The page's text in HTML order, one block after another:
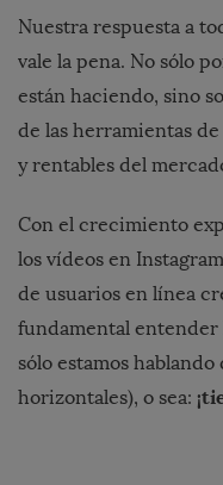
Nuestra respuesta a
vale la pena. No sólo
están haciendo, sino
de las herramientas
y rentables del
Con el crecimiento
los vídeos en
de usuarios en línea
fundamental entender
sólo estamos
horizontales), o sea: